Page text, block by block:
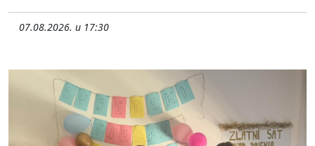
07.08.2026. u 17:30